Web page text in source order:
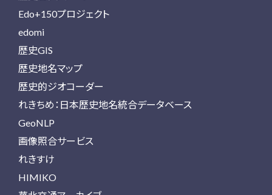
Edo+150プロジェクト
edomi
歴史GIS
歴史地名マップ
歴史的ジオコーダー
れきちめ：日本歴史地名統合データベース
GeoNLP
画像照合サービス
れきすけ
HIMIKO